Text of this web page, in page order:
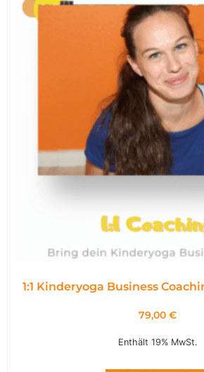
1:1 Kinderyoga Business
79,00 €
Enthält 19% MwSt.